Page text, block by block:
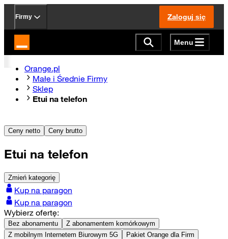
Firmy Zaloguj się
Strona główna Orange.pl Menu
Orange.pl
Małe i Średnie Firmy
Sklep
Etui na telefon
Ceny netto Ceny brutto
Etui na telefon
Zmień kategorię
Kup na paragon
Kup na paragon
Wybierz ofertę:
Bez abonamentu
Z abonamentem komórkowym
Z mobilnym Internetem Biurowym 5G
Pakiet Orange dla Firm